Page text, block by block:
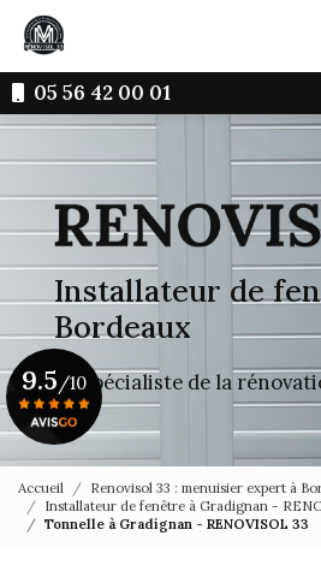
Aller
contenu
principal05 56 42 00 01
Installateur de
Bordeaux
Le spécialiste de la
9.5 /10
Accueil
Renovisol 33 : menuisier expert à
Installateur de fenêtre à Gradignan -
Tonnelle à Gradignan - RENOVISOL 33